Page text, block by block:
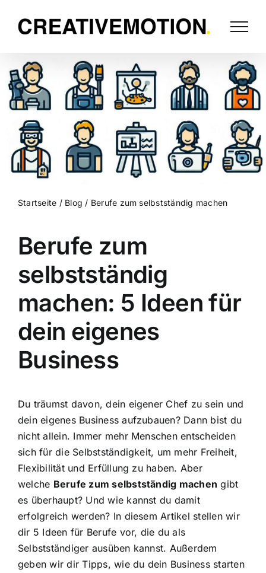
Startseite / Blog / Berufe zum selbstständig machen
Berufe zum
selbstständig
machen: 5 Ideen für
dein eigenes
Business
Du träumst davon, dein eigener Chef zu sein und
dein eigenes Business aufzubauen? Dann bist du
nicht allein. Immer mehr Menschen entscheiden
sich für die Selbstständigkeit, um mehr Freiheit,
Flexibilität und Erfüllung zu haben. Aber
welche Berufe zum selbstständig machen gibt
es überhaupt? Und wie kannst du damit
erfolgreich werden? In diesem Artikel stellen wir
dir 5 Ideen für Berufe vor, die du als
Selbstständiger ausüben kannst. Außerdem
geben wir dir Tipps, wie du dein Business starten